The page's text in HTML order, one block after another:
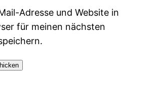
Adresse und Website in
für meinen nächsten